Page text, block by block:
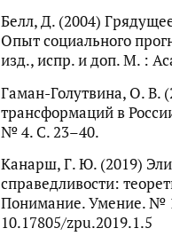
Белл, Д. (2004)
Опыт социального
изд., испр. и доп. М. :
Гаман-Голутвина, О. В.
трансформаций в
№ 4. С. 23–40.
Канарш, Г. Ю. (2019)
справедливости:
Понимание. Умение. №
10.17805/zpu.2019.1.5